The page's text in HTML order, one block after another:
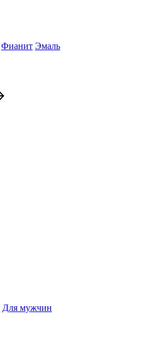
Фианит Эмаль
Для мужчин